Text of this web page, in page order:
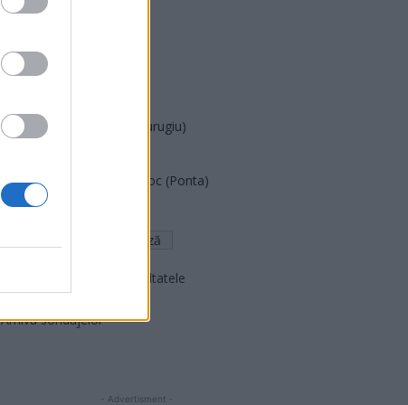
PDF (Lazarus)
PNȚCD (Pavelescu)
Partidul Patrioților (Surugiu)
România pe Primul Loc (Ponta)
Altul
Arată rezultatele
Arhiva sondajelor
- Advertisment -